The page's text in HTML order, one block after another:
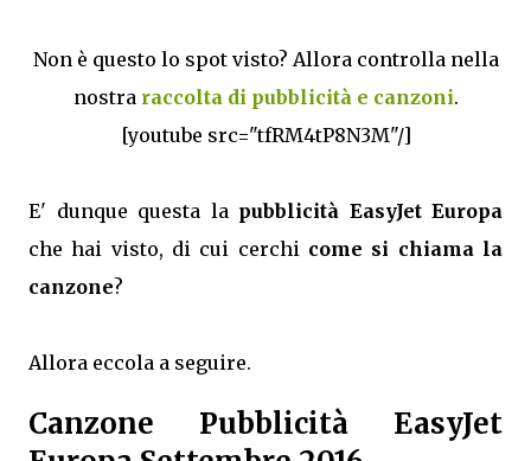
Non è questo lo spot visto? Allora controlla nella
nostra raccolta di pubblicità e canzoni.
[youtube src="tfRM4tP8N3M"/]
E' dunque questa la pubblicità EasyJet Europa
che hai visto, di cui cerchi come si chiama la
canzone?
Allora eccola a seguire.
Canzone Pubblicità EasyJet